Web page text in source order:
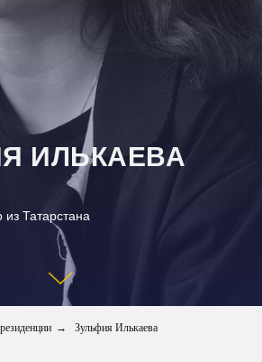
ИЛЬКАЕВА
из Татарстана
→ Зульфия Илькаева